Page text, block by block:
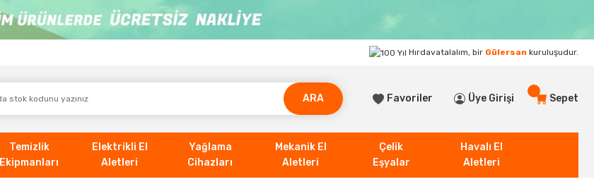
Hırdavatalalım, bir Gülersan kuruluşudur.
ARA Favoriler Üye Girişi Sepet
Temizlik
Ekipmanları
Elektrikli El
Aletleri
Yağlama
Cihazları
Mekanik El
Aletleri
Çelik
Eşyalar
Havalı El
Aletleri